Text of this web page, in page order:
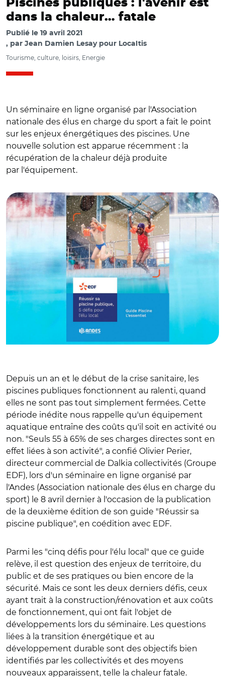
Piscines publiques : l'avenir est
dans la chaleur… fatale
Publié le 19 avril 2021
par Jean Damien Lesay pour Localtis
Tourisme, culture, loisirs, Energie
Un séminaire en ligne organisé par l'Association
nationale des élus en charge du sport a fait le point
sur les enjeux énergétiques des piscines. Une
nouvelle solution est apparue récemment : la
récupération de la chaleur déjà produite
par l'équipement.
Depuis un an et le début de la crise sanitaire, les
piscines publiques fonctionnent au ralenti, quand
elles ne sont pas tout simplement fermées. Cette
période inédite nous rappelle qu'un équipement
aquatique entraîne des coûts qu'il soit en activité ou
non. "Seuls 55 à 65% de ses charges directes sont en
effet liées à son activité", a confié Olivier Perier,
directeur commercial de Dalkia collectivités (Groupe
EDF), lors d'un séminaire en ligne organisé par
l'Andes (Association nationale des élus en charge du
sport) le 8 avril dernier à l'occasion de la publication
de la deuxième édition de son guide "Réussir sa
piscine publique", en coédition avec EDF.
Parmi les "cinq défis pour l'élu local" que ce guide
relève, il est question des enjeux de territoire, du
public et de ses pratiques ou bien encore de la
sécurité. Mais ce sont les deux derniers défis, ceux
ayant trait à la construction/rénovation et aux coûts
de fonctionnement, qui ont fait l'objet de
développements lors du séminaire. Les questions
liées à la transition énergétique et au
développement durable sont des objectifs bien
identifiés par les collectivités et des moyens
nouveaux apparaissent, telle la chaleur fatale.